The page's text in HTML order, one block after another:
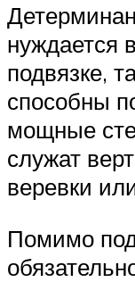
нуждается
подвязке,
способны
мощные
служат
веревки
Помимо